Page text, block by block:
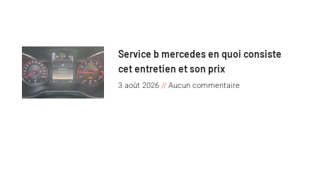
Service b mercedes en quoi consiste
cet entretien et son prix
3 août 2026 Aucun commentaire